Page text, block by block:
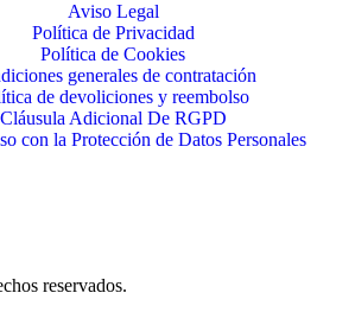
Aviso Legal
Política de Privacidad
Política de Cookies
generales de contratación
de devoliciones y reembolso
Cláusula Adicional De RGPD
con la Protección de Datos Personales
reservados.